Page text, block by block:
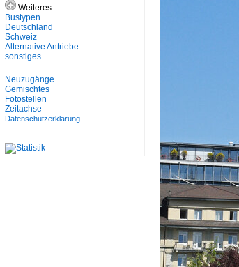
Weiteres
Bustypen
Deutschland
Schweiz
Alternative Antriebe
sonstiges
Neuzugänge
Gemischtes
Fotostellen
Zeitachse
Datenschutzerklärung